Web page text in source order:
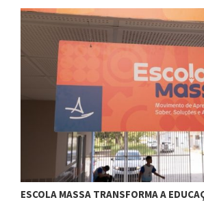
ESCOLA MASSA TRANSFORMA A